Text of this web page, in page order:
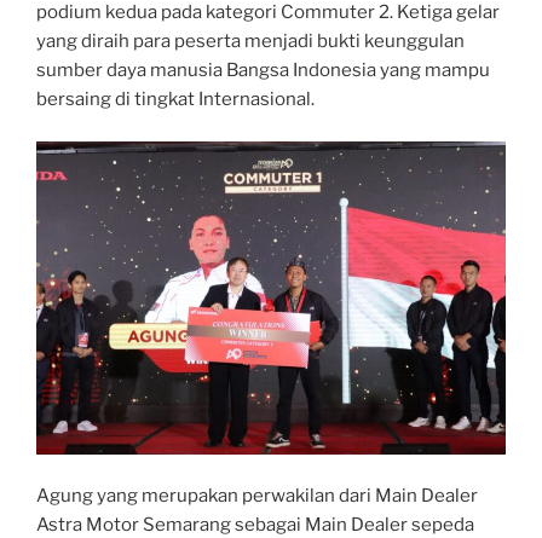
podium kedua pada kategori Commuter 2. Ketiga gelar
yang diraih para peserta menjadi bukti keunggulan
sumber daya manusia Bangsa Indonesia yang mampu
bersaing di tingkat Internasional.
Agung yang merupakan perwakilan dari Main Dealer
Astra Motor Semarang sebagai Main Dealer sepeda